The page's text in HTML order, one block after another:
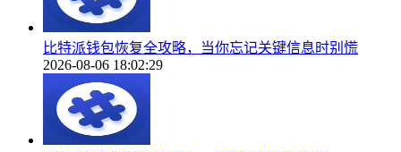
比特派钱包恢复全攻略，当你忘记关键信息时别慌
2026-08-06 18:02:29